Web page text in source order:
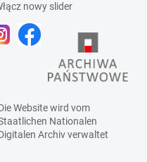
nowy slider
Website wird vom
Nationalen
Archivverwaltet